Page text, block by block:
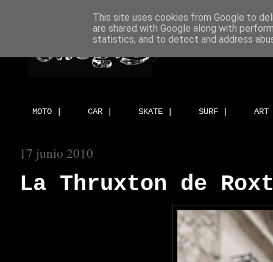
MOTO | CAR | SKATE | SURF |
17 junio 2010
La Thruxton de
This site uses cookies from Google to
are shared with Google along with
statistics, and to detect and address